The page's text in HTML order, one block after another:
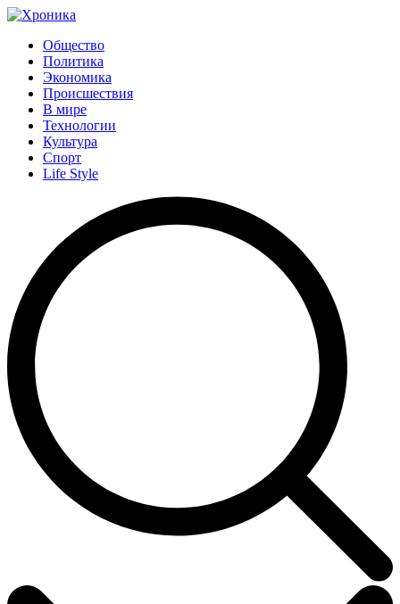
Общество
Политика
Экономика
Происшествия
В мире
Технологии
Культура
Спорт
Life Style